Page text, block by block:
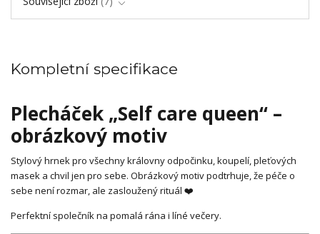
Kompletní specifikace
Plecháček „Self care queen“ –
obrázkový motiv
Stylový hrnek pro všechny královny odpočinku, koupelí, pleťových
masek a chvil jen pro sebe. Obrázkový motiv podtrhuje, že péče o
sebe není rozmar, ale zasloužený rituál ❤️
Perfektní společník na pomalá rána i líné večery.